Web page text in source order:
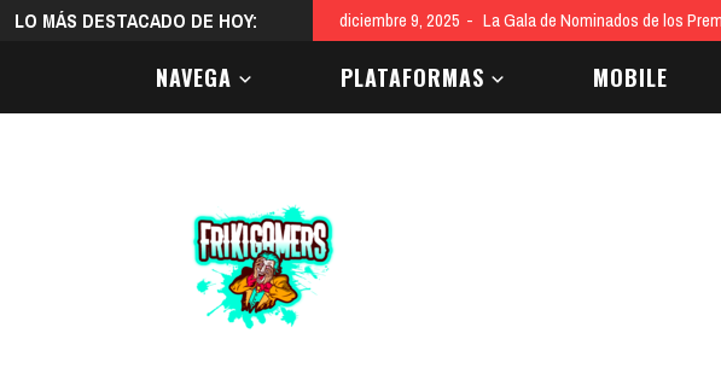
LO MÁS DESTACADO DE HOY: diciembre 9, 2025 La Gala de Nominados de los
NAVEGA PLATAFORMAS MOBILE